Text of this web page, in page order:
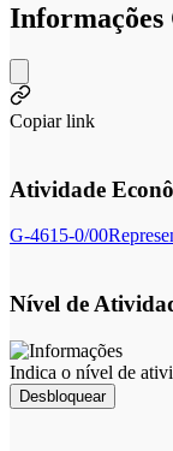
Informações
Copiar link
Atividade
G-4615-0/00
Nível de
Indica o nível de
Desbloquear